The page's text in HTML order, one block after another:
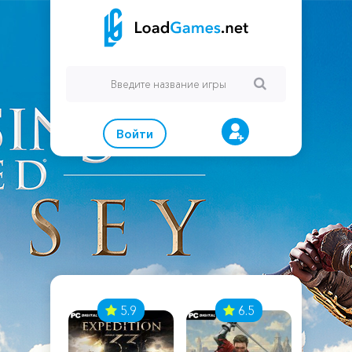
Войти
5.9 6.5